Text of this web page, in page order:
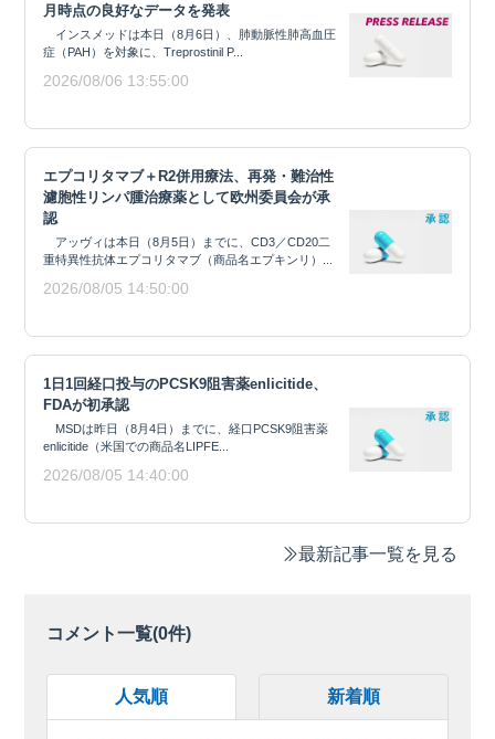
月時点の良好なデータを発表
インスメッドは本日（8月6日）、肺動脈性肺高血圧
症（PAH）を対象に、Treprostinil P...
2026/08/06 13:55:00
エプコリタマブ＋R2併用療法、再発・難治性
濾胞性リンパ腫治療薬として欧州委員会が承
認
アッヴィは本日（8月5日）までに、CD3／CD20二
重特異性抗体エプコリタマブ（商品名エプキンリ）...
2026/08/05 14:50:00
1日1回経口投与のPCSK9阻害薬enlicitide、
FDAが初承認
MSDは昨日（8月4日）までに、経口PCSK9阻害薬
enlicitide（米国での商品名LIPFE...
2026/08/05 14:40:00
最新記事一覧を見る
コメント一覧(0件)
人気順 新着順